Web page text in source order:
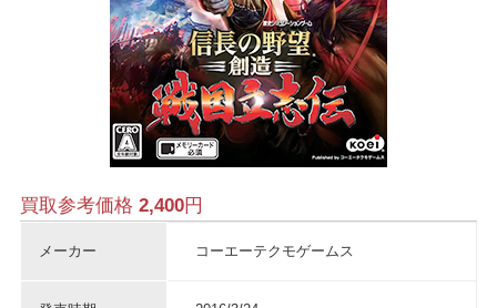
買取参考価格 2,400円
メーカー コーエーテクモゲームス